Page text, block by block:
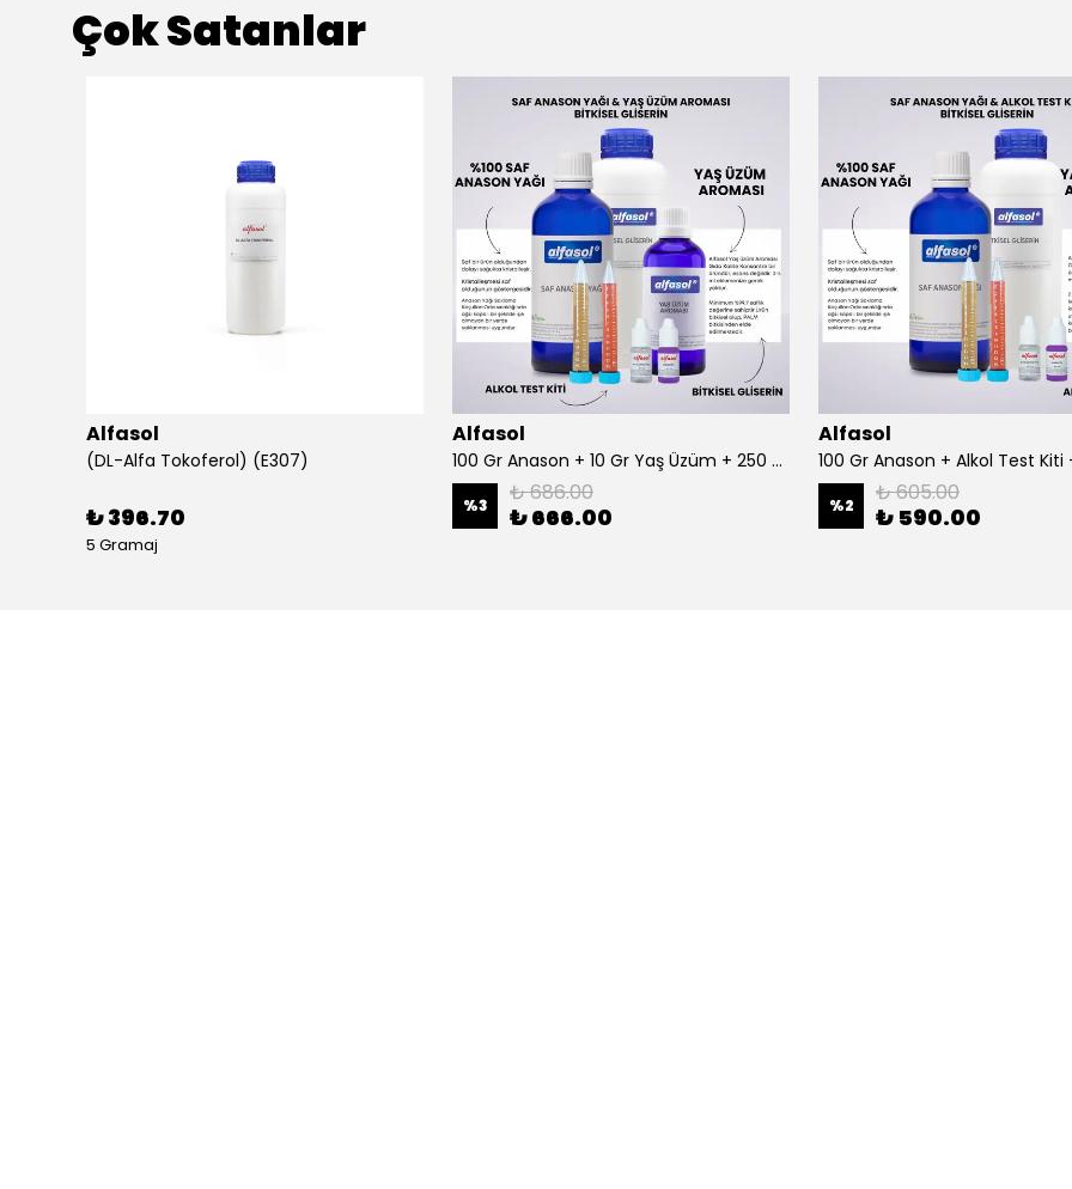
Çok Satanlar
Alfasol
(DL-Alfa Tokoferol) (E307)
₺ 396.70
5 Gramaj
Alfasol
100 Gr Anason + 10 Gr Yaş Üzüm + 250 Gr Gliserin + Alkol Test Kiti
%3 ₺ 686.00
₺ 666.00
Alfasol
%2 ₺ 605.00
₺ 590.00